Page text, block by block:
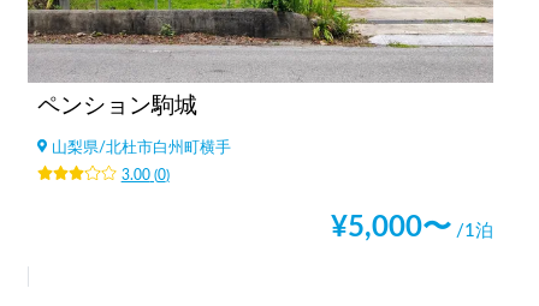
ペンション駒城
山梨県/北杜市白州町横手
3.00(0)
¥5,000〜 /1泊